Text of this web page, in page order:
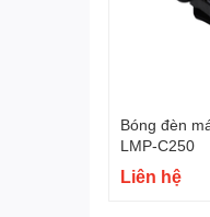
Bóng đèn
LMP-C250
Liên hệ